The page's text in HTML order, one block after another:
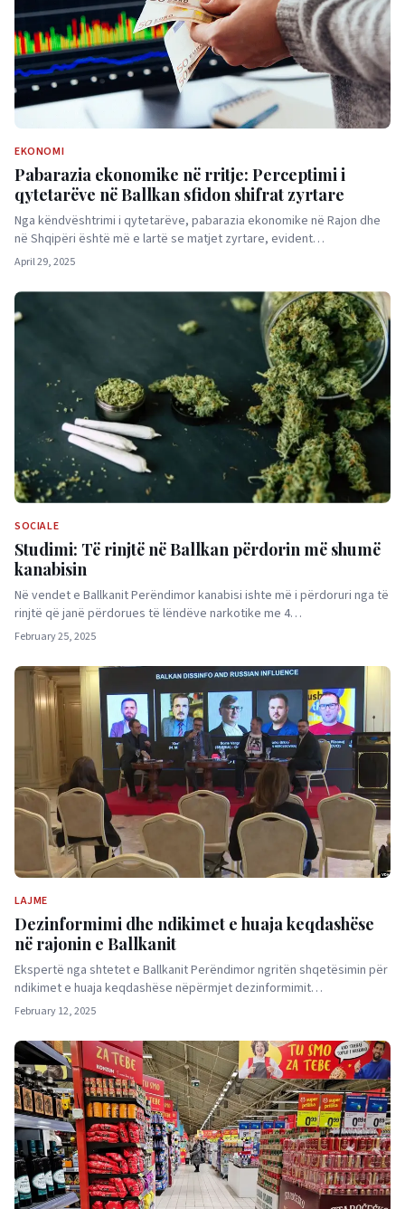
EKONOMI
Pabarazia ekonomike në rritje: Perceptimi i
qytetarëve në Ballkan sfidon shifrat zyrtare
Nga këndvështrimi i qytetarëve, pabarazia ekonomike në Rajon dhe
në Shqipëri është më e lartë se matjet zyrtare, evident…
April 29, 2025
SOCIALE
Studimi: Të rinjtë në Ballkan përdorin më shumë
kanabisin
Në vendet e Ballkanit Perëndimor kanabisi ishte më i përdoruri nga të
rinjtë që janë përdorues të lëndëve narkotike me 4…
February 25, 2025
LAJME
Dezinformimi dhe ndikimet e huaja keqdashëse
në rajonin e Ballkanit
Ekspertë nga shtetet e Ballkanit Perëndimor ngritën shqetësimin për
ndikimet e huaja keqdashëse nëpërmjet dezinformimit…
February 12, 2025